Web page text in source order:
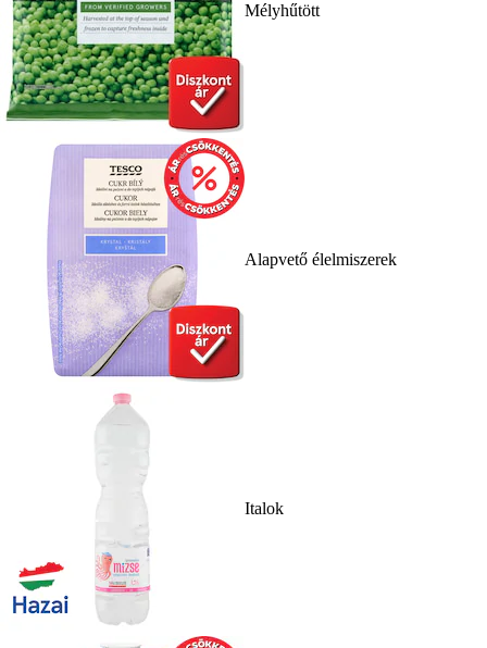
Mélyhűtött
Alapvető élelmiszerek
Italok